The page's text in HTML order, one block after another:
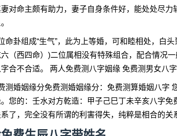
对命主颇有助力，妻子自身条件好，能处处尽
命卦组成“生气”，此为上等婚，可和睦相处，白
（西四命）)二位属相没有特殊组合，配合情况
合不合适。 两人免费测八字姻缘 免费测男女八字
测婚姻缘分免费测婚姻缘分：免费测算婚姻八字
您的：壬水对方乾造：甲子己巳丁未辛亥八字
了，完全没有所谓的利害得失，纯粹是相合的关